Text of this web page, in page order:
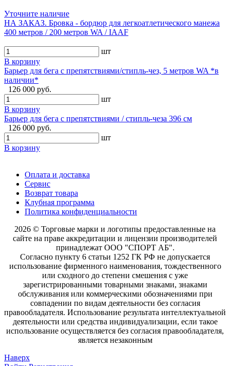
Уточните наличие
НА ЗАКАЗ. Бровка - бордюр для легкоатлетического манежа
400 метров / 200 метров WA / IAAF
шт
В корзину
Барьер для бега с препятствиями/стипль-чез, 5 метров WA *в
наличии*
126 000 руб.
шт
В корзину
Барьер для бега с препятствиями / стипль-чеза 396 см
126 000 руб.
шт
В корзину
Оплата и доставка
Сервис
Возврат товара
Клубная программа
Политика конфиденциальности
2026 © Торговые марки и логотипы предоставленные на
сайте на праве аккредитации и лицензии производителей
принадлежат ООО "СПОРТ АБ".
Согласно пункту 6 статьи 1252 ГК РФ не допускается
использование фирменного наименования, тождественного
или сходного до степени смешения с уже
зарегистрированными товарными знаками, знаками
обслуживания или коммерческими обозначениями при
совпадении по видам деятельности без согласия
правообладателя. Использование результата интеллектуальной
деятельности или средства индивидуализации, если такое
использование осуществляется без согласия правообладателя,
является незаконным
Наверх